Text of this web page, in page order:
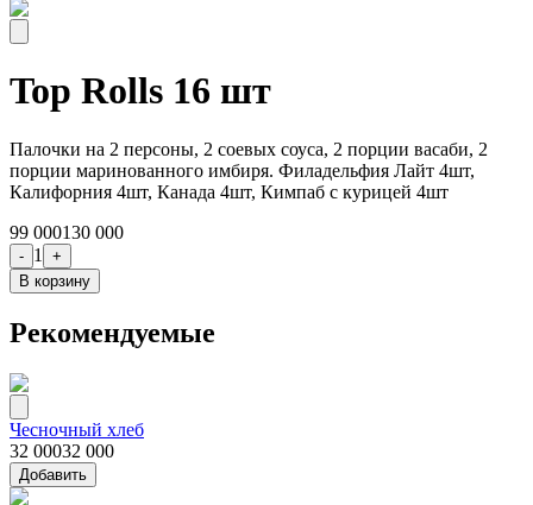
Top Rolls 16 шт
Палочки на 2 персоны, 2 соевых соуса, 2 порции васаби, 2
порции маринованного имбиря. Филадельфия Лайт 4шт,
Калифорния 4шт, Канада 4шт, Кимпаб с курицей 4шт
99 000130 000
- 1
+
В корзину
Рекомендуемые
Чесночный хлеб
32 00032 000
Добавить